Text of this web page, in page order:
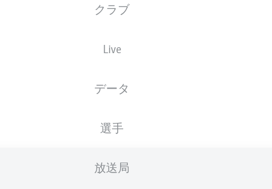
クラブ
Live
データ
選手
放送局
XGOALS